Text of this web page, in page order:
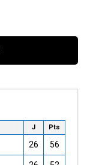
J Pts
26 56